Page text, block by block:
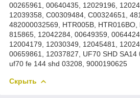
00265961, 00640435, 12029196,
12039358, C00309484, C00324651,
482000032569, HTR005B, HTR016BO,
815865, 12042284, 00649359,
12004179, 12030349, 12045481,
00659861, 12037827, UF70 SHD SA14
uf70 fe 144 shd 03208, 9000190625
Скрыть